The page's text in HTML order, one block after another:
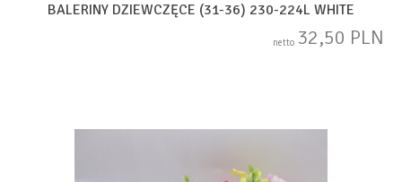
BALERINY DZIEWCZĘCE (31-36) 230-224L WHITE
netto 32,50 PLN